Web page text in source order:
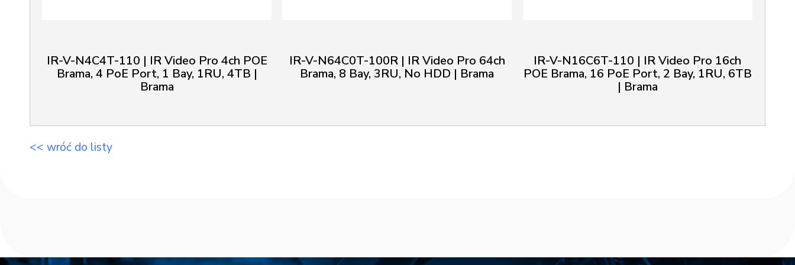
IR-V-N4C4T-110 | IR Video Pro 4ch POE
Brama, 4 PoE Port, 1 Bay, 1RU, 4TB |
Brama
IR-V-N64C0T-100R | IR Video Pro 64ch
Brama, 8 Bay, 3RU, No HDD | Brama
IR-V-N16C6T-110 | IR Video Pro 16ch
POE Brama, 16 PoE Port, 2 Bay, 1RU, 6TB
| Brama
<< wróć do listy